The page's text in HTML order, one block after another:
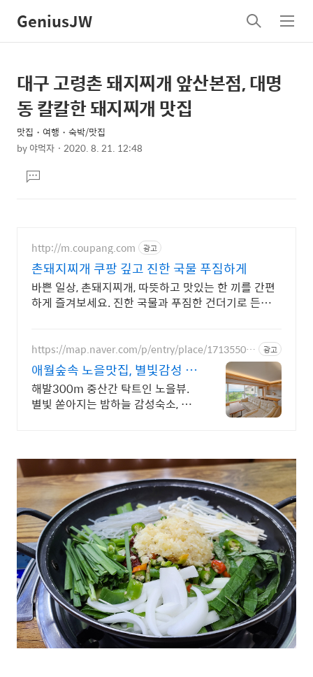
GeniusJW
검
색
메
뉴
상
세
컨
텐
본
문
제
목
대구 고령촌 돼지찌개 앞산본점, 대명
동 칼칼한 돼지찌개 맛집
맛집・여행・숙박/맛집
by야먹자 2020. 8. 21. 12:48
문댓
글
http://m.coupang.com 광고
촌돼지찌개 쿠팡 깊고 진한 국물 푸짐하게
바쁜 일상, 촌돼지찌개, 따뜻하고 맛있는 한 끼를 간편
하게 즐겨보세요. 진한 국물과 푸짐한 건더기로 든든하
https://map.naver.com/p/entry/place/17135504
48
광고
애월숲속 노을맛집, 별빛감성 아
기용품 완벽구비, 대가족
해발300m 중산간 탁트인 노을뷰.
별빛 쏟아지는 밤하늘 감성숙소, 호